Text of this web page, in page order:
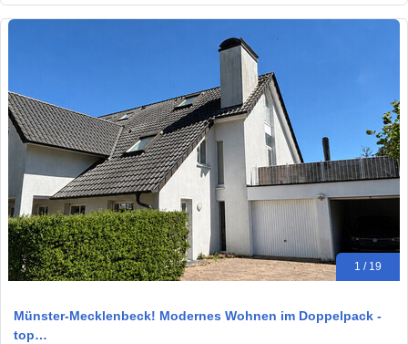
1 / 19
Münster-Mecklenbeck! Modernes Wohnen im Doppelpack -
top…